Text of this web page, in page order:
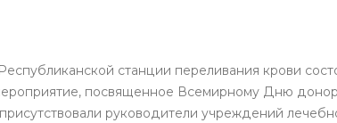
станции переливания крови
посвященное Всемирному Дню
руководители учреждений